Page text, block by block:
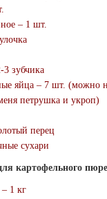
– 1 шт.
3 зубчика
яйца – 7 шт. (можно
петрушка и укроп)
перец
сухари
картофельного
– 1 кг